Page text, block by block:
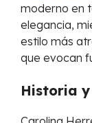
moderno en
elegancia,
estilo más
que evocan
Historia